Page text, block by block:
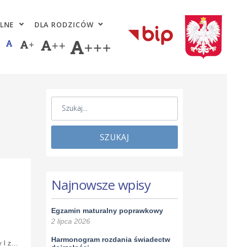
DLA RODZICÓW
+ ++ +++
I z…
SZUKAJ
Najnowsze wpisy
Egzamin maturalny poprawkowy
2 lipca 2026
Harmonogram rozdania świadectw